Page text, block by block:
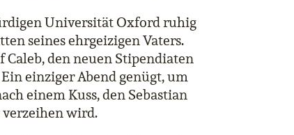
Universität Oxford ruhig
seines ehrgeizigen Vaters.
den neuen Stipendiaten
einziger Abend genügt, um
einem Kuss, den Sebastian
verzeihen wird.